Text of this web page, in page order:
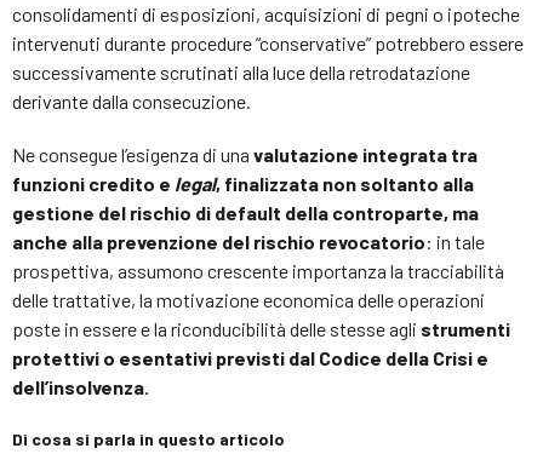
consolidamenti di esposizioni, acquisizioni di pegni o ipoteche
intervenuti durante procedure “conservative” potrebbero essere
successivamente scrutinati alla luce della retrodatazione
derivante dalla consecuzione.
Ne consegue l’esigenza di una valutazione integrata tra
funzioni credito e legal, finalizzata non soltanto alla
gestione del rischio di default della controparte, ma
anche alla prevenzione del rischio revocatorio: in tale
prospettiva, assumono crescente importanza la tracciabilità
delle trattative, la motivazione economica delle operazioni
poste in essere e la riconducibilità delle stesse agli strumenti
protettivi o esentativi previsti dal Codice della Crisi e
dell’insolvenza.
Di cosa si parla in questo articolo